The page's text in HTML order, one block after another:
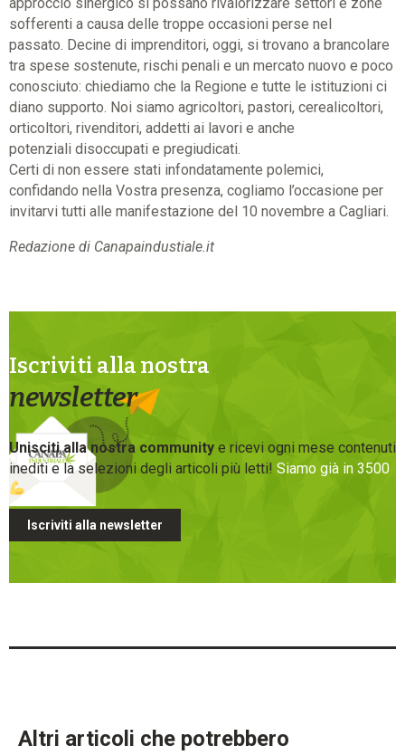
sofferenti a causa delle troppe occasioni perse nel
passato. Decine di imprenditori, oggi, si trovano a brancolare
tra spese sostenute, rischi penali e un mercato nuovo e poco
conosciuto: chiediamo che la Regione e tutte le istituzioni ci
diano supporto. Noi siamo agricoltori, pastori, cerealicoltori,
orticoltori, rivenditori, addetti ai lavori e anche
potenziali disoccupati e pregiudicati.
Certi di non essere stati infondatamente polemici,
confidando nella Vostra presenza, cogliamo l’occasione per
invitarvi tutti alle manifestazione del 10 novembre a Cagliari.
Redazione di Canapaindustiale.it
Iscriviti alla nostra
newsletter
Unisciti alla nostra community e ricevi ogni mese contenuti
inediti e la selezioni degli articoli più letti! Siamo già in 3500
Iscriviti alla newsletter
Altri articoli che potrebbero